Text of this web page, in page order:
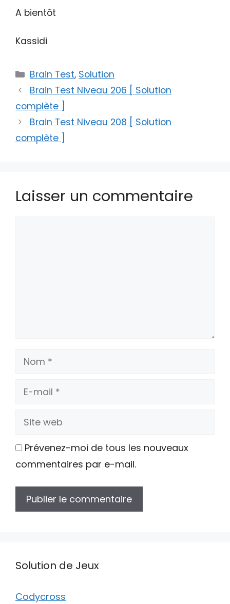
A bientôt
Kassidi
Catégories
Brain Test, Solution
Brain Test Niveau 206 [ Solution
complète ]
Brain Test Niveau 208 [ Solution
complète ]
Laisser un commentaire
Nom
E-
Site
Prévenez-moi de tous les nouveaux
commentaires par e-mail.
Solution de Jeux
Codycross